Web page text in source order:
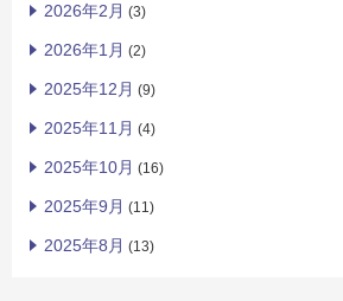
2026年2月 (3)
2026年1月 (2)
2025年12月 (9)
2025年11月 (4)
2025年10月 (16)
2025年9月 (11)
2025年8月 (13)